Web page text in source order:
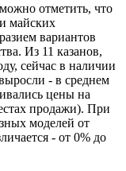
отметить, что
майских
вариантов
Из 11 казанов,
сейчас в наличии
- в среднем
цены на
продажи). При
моделей от
- от 0% до